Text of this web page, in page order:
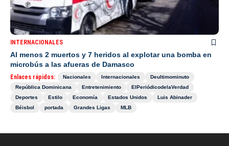
INTERNACIONALES
Al menos 2 muertos y 7 heridos al explotar una bomba en
microbús a las afueras de Damasco
Enlaces rápidos: Nacionales Internacionales
Deultimominuto
República Dominicana
Entretenimiento
ElPeriódicodelaVerdad
Deportes
Estilo Economía Estados Unidos
Luis Abinader
Béisbol
portada Grandes Ligas MLB